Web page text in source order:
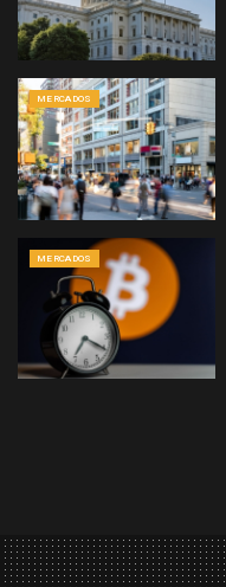
MERCADOS
MERCADOS